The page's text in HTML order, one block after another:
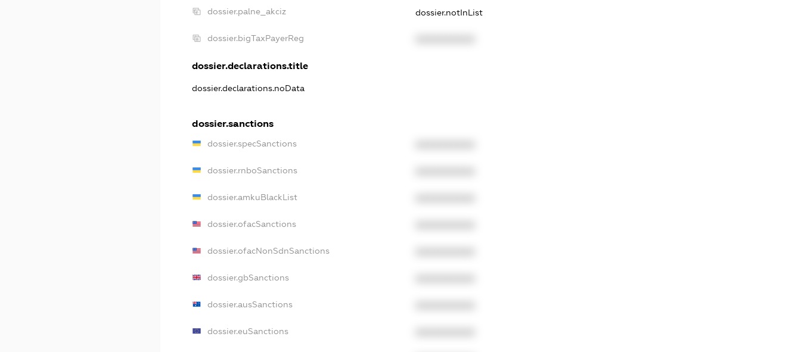
dossier.palne_akciz dossier.notInList
dossier.bigTaxPayerReg
dossier.declarations.title
dossier.declarations.noData
dossier.sanctions
dossier.specSanctions
dossier.rnboSanctions
dossier.amkuBlackList
dossier.ofacSanctions
dossier.ofacNonSdnSanctions
dossier.gbSanctions
dossier.ausSanctions
dossier.euSanctions